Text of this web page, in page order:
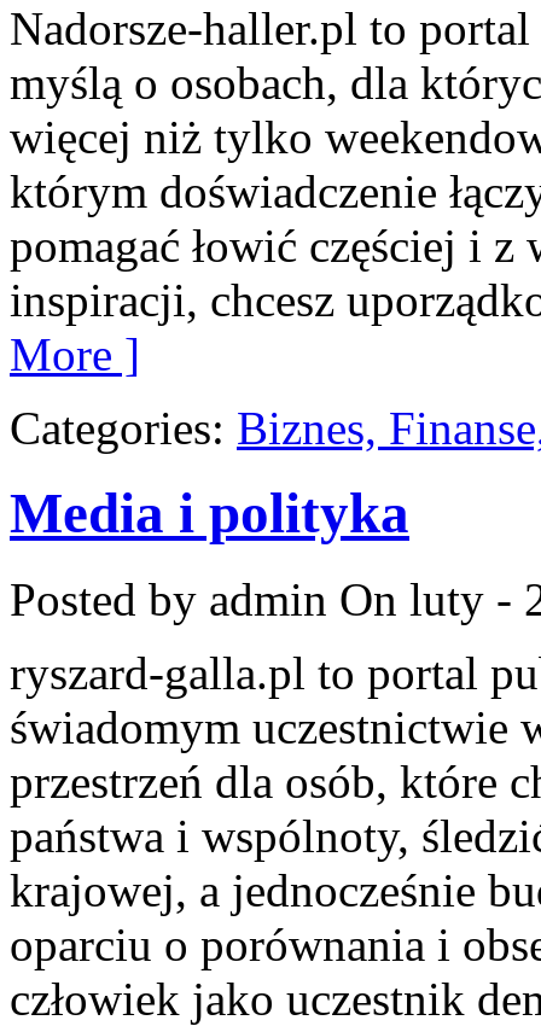
Nadorsze-haller.pl to
myślą o osobach, dla
więcej niż tylko
którym doświadczenie
pomagać łowić częściej i z
inspiracji, chcesz
More ]
Categories: Biznes,
Media i polityka
Posted by admin On luty -
ryszard-galla.pl to portal
świadomym uczestnictwie
przestrzeń dla osób, które
państwa i wspólnoty,
krajowej, a jednocześnie
oparciu o porównania i
człowiek jako uczestnik